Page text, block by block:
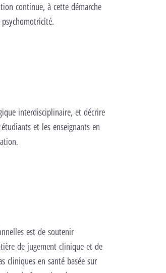
continue, à cette démarche
interdisciplinaire, et décrire
et les enseignants en
est de soutenir
de jugement clinique et de
cliniques en santé basée sur